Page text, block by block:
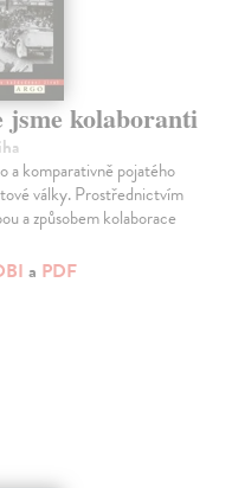
jsme kolaboranti
a komparativně pojatého
války. Prostřednictvím
a způsobem kolaborace
a PDF